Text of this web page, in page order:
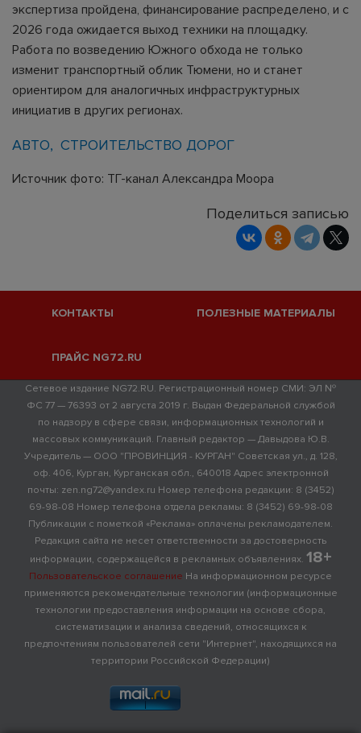
экспертиза пройдена, финансирование распределено, и с
2026 года ожидается выход техники на площадку.
Работа по возведению Южного обхода не только
изменит транспортный облик Тюмени, но и станет
ориентиром для аналогичных инфраструктурных
инициатив в других регионах.
АВТО СТРОИТЕЛЬСТВО ДОРОГ
Источник фото: ТГ-канал Александра Моора
Поделиться записью
КОНТАКТЫ ПОЛЕЗНЫЕ МАТЕРИАЛЫ
ПРАЙС NG72.RU
Сетевое издание NG72.RU. Регистрационный номер СМИ: ЭЛ №
ФС 77 — 76393 от 2 августа 2019 г. Выдан Федеральной службой
по надзору в сфере связи, информационных технологий и
массовых коммуникаций. Главный редактор — Давыдова Ю.В.
Учредитель — ООО "ПРОВИНЦИЯ - КУРГАН" Советская ул., д. 128,
оф. 406, Курган, Курганская обл., 640018 Адрес электронной
почты: zen.ng72@yandex.ru Номер телефона редакции: 8 (3452)
69-98-08 Номер телефона отдела рекламы: 8 (3452) 69-98-08
Публикации с пометкой «Реклама» оплачены рекламодателем.
Редакция сайта не несет ответственности за достоверность
информации, содержащейся в рекламных объявлениях. 18+
Пользовательское соглашение На информационном ресурсе
применяются рекомендательные технологии (информационные
технологии предоставления информации на основе сбора,
систематизации и анализа сведений, относящихся к
предпочтениям пользователей сети "Интернет", находящихся на
территории Российской Федерации)